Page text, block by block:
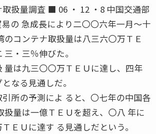
扱量調査 ■ 06 ・ 12 ・8 中国交通部
の 急成長により二〇〇六年一月〜十
のコンテナ取扱量は八三六〇万ＴＥ
・三％伸びた。
量は九三〇〇万ＴＥＵに達し、四年
なる見通しだ。
所の予測によ ると、〇七年の中国各
扱量は一億ＴＥＵを超え、〇八 年に
ＥＵに達す る見通しだという。